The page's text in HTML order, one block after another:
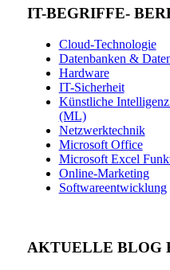
IT-BEGRIFFE-
Cloud-Technologie
Datenbanken &
Hardware
IT-Sicherheit
Künstliche
(ML)
Netzwerktechnik
Microsoft Office
Microsoft Excel
Online-Marketing
Softwareentwicklung
AKTUELLE BLOG